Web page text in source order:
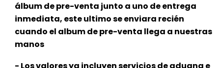
álbum de pre-venta junto a uno de entrega
inmediata, esteultimo se enviara recién
cuando el album de pre-venta llega a nuestras
manos